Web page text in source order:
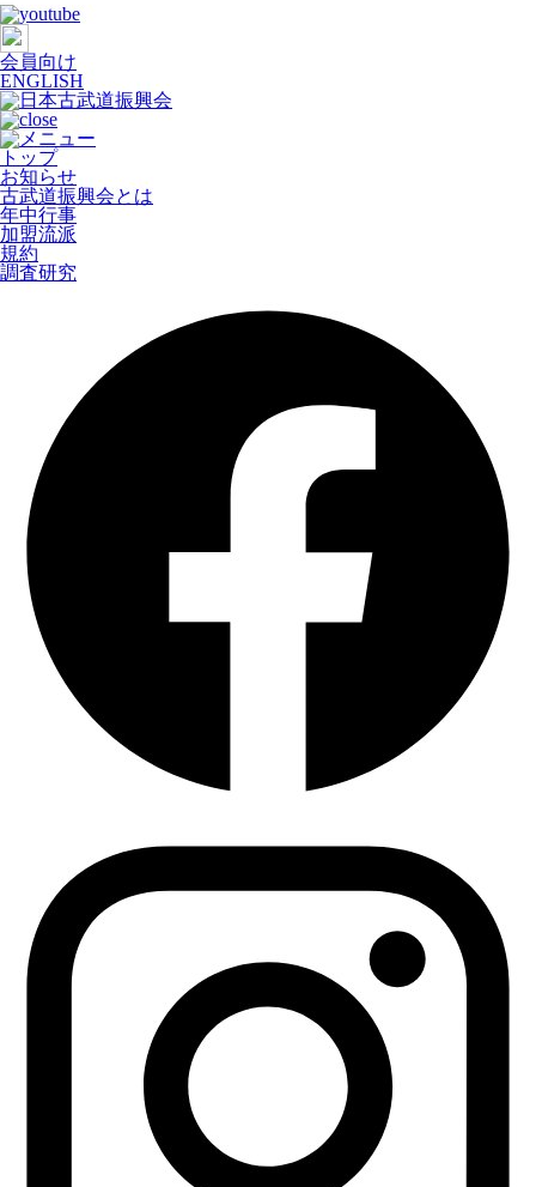
会員向け
ENGLISH
トップ
お知らせ
古武道振興会とは
年中行事
加盟流派
規約
調査研究